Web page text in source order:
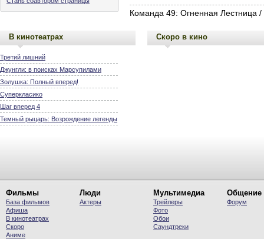
Команда 49: Огненная Лестница
В кинотеатрах
Третий лишний
Джунгли: в поисках Марсупилами
Золушка: Полный вперед!
Суперкласико
Шаг вперед 4
Темный рыцарь: Возрождение легенды
Скоро в кино
Фильмы
База фильмов
Афиша
В кинотеатрах
Скоро
Аниме
Люди
Актеры
Мультимедиа
Трейлеры
Фото
Обои
Саундтреки
Общение
Форум